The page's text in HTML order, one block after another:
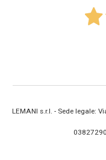
LEMANI s.r.l. - Sede legale: